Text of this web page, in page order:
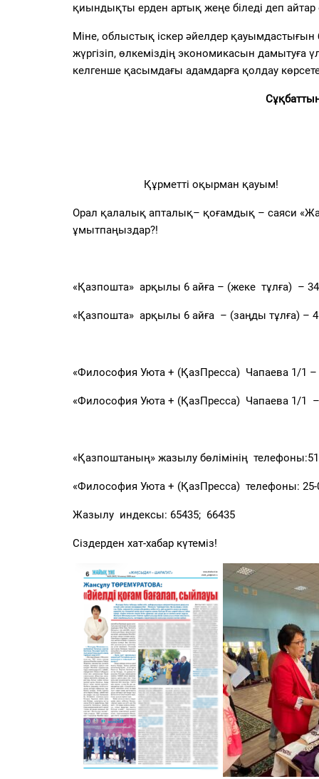
қиындықты ерден артық жеңе біледі деп айтар
Міне, облыстық іскер әйелдер
жүргізіп, өлкеміздің экономикасын
келгенше қасымдағы адамдарға қолдау
Құрметті оқырман қауым!
Орал қалалық апталық– қоғамдық – саяси
ұмытпаңыздар?!
«Қазпошта» арқылы 6 айға – (жеке тұлға) –
«Қазпошта» арқылы 6 айға – (заңды тұлға) –
«Философия Уюта + (ҚазПресса) Чапаева 1/1 –
«Философия Уюта + (ҚазПресса) Чапаева 1/1 –
«Қазпоштаның» жазылу бөлімінің телефоны:
«Философия Уюта + (ҚазПресса) телефоны:
Жазылу индексы: 65435; 66435
Сіздерден хат-хабар күтеміз!